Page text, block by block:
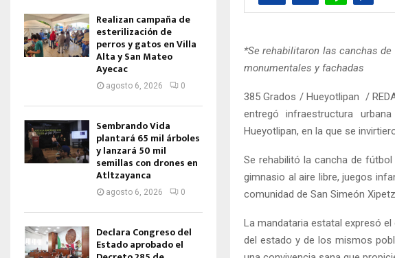
*Se rehabilitaron las canchas
monumentales y fachadas
385 Grados / Hueyotlipan /
entregó infraestructura
Hueyotlipan, en la que se
Se rehabilitó la cancha de
gimnasio al aire libre, juegos
comunidad de San Simeón
La mandataria estatal expresó
del estado y de los mismos
Realizan campaña de
esterilización de
perros y gatos en Villa
Alta y San Mateo
Ayecac
agosto 6, 2026 0
Sembrando Vida
plantará 65 mil árboles
y lanzará 50 mil
semillas con drones en
Atltzayanca
agosto 6, 2026 0
Declara Congreso del
Estado aprobado el